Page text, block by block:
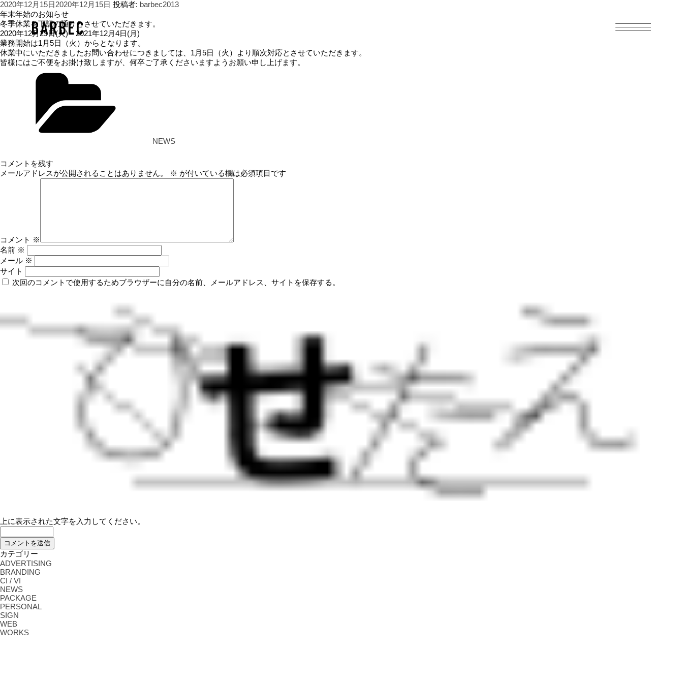
投
稿
日:
2020年12月15日2020年12月15日 投稿者: barbec2013
年末年始のお知らせ
冬季休業を下記の通りとさせていただきます。
2020年12月29日(火)～2021年12月4日(月)
業務開始は1月5日（火）からとなります。
休業中にいただきましたお問い合わせにつきましては、1月5日（火）より順次対応とさせていただきます。
皆様にはご不便をお掛け致しますが、何卒ご了承くださいますようお願い申し上げます。
NEWS
コメントを残す
メールアドレスが公開されることはありません。
※ が付いている欄は必須項目です
コメント ※
名前 ※
メール ※
サイト
次回のコメントで使用するためブラウザーに自分の名前、メールアドレス、サイトを保存する。
上に表示された文字を入力してください。
カテゴリー
ADVERTISING
BRANDING
CI / VI
NEWS
PACKAGE
PERSONAL
SIGN
WEB
WORKS